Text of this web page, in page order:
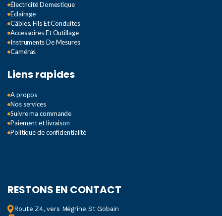
Électricité Domestique
Eclairage
Câbles, Fils Et Conduites
Accessoires Et Outillage
Instruments De Mesures
Caméras
Liens rapides
A propos
Nos services
Suivre ma commande
Paiement et livraison
Politique de confidentialité
RESTONS EN CONTACT
Route Z4, vers Mégrine St Gobain